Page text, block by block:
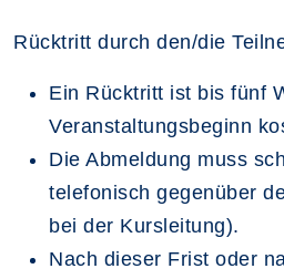
Rücktritt durch den/die
Ein Rücktritt ist bis fünf
Veranstaltungsbeginn
Die Abmeldung muss
telefonisch gegenüber
bei der Kursleitung).
Nach dieser Frist oder